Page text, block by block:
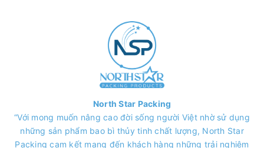
North Star Packing
“Với mong muốn nâng cao đời sống người Việt nhờ sử dụng
những sản phẩm bao bì thủy tinh chất lượng, North Star
Packing cam kết mang đến khách hàng những trải nghiệm